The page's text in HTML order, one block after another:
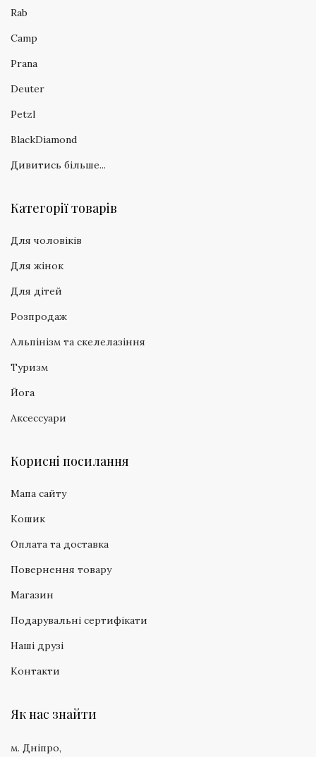
Rab
Camp
Prana
Deuter
Petzl
BlackDiamond
Дивитись більше...
Категорії товарів
Для чоловіків
Для жінок
Для дітей
Розпродаж
Альпінізм та скелелазіння
Туризм
Йога
Аксессуари
Корисні посилання
Мапа сайту
Кошик
Оплата та доставка
Повернення товару
Магазин
Подарувальні сертифікати
Наші друзі
Контакти
Як нас знайти
м. Дніпро,